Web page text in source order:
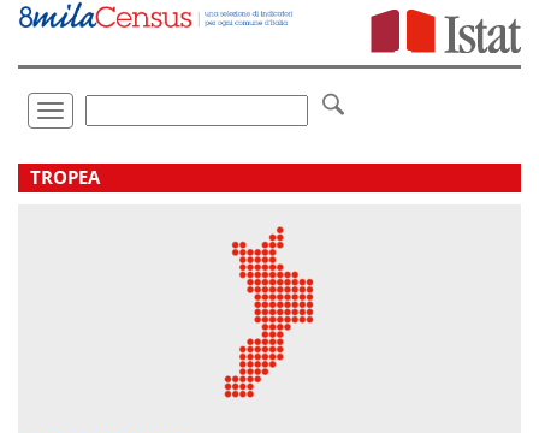
Vai
direttamente
Toggle
navigation
.
TROPEA